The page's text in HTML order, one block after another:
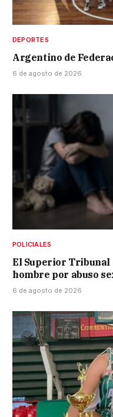
DEPORTES
Argentino de
6 de agosto de 2026
POLICIALES
El Superior Tribunal
hombre por abuso
6 de agosto de 2026